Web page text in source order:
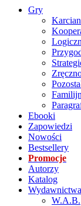
Gry
Ebooki
Zapowiedzi
Nowości
Bestsellery
Promocje
Autorzy
Katalog
Wydawnictwa
W.A.B.